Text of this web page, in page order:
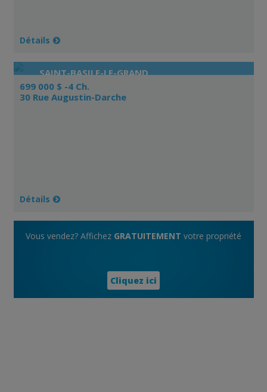
Détails
SAINT-BASILE-LE-GRAND
699 000 $ -4 Ch.
30 Rue Augustin-Darche
Détails
Vous vendez? Affichez GRATUITEMENT votre propriété
Cliquez ici